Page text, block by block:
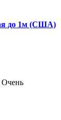
до 1м (США)
Очень